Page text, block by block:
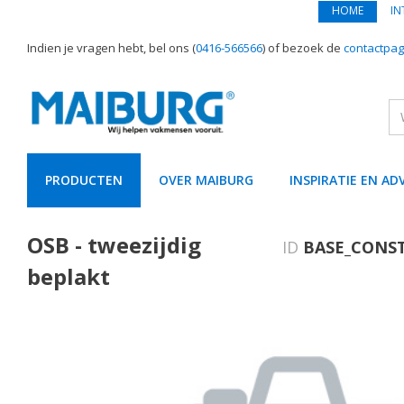
HOME
Indien je vragen hebt, bel ons (0416-566566) of bezoek de
PRODUCTEN OVER MAIBURG INSPIRATIE EN
OSB - tweezijdig
beplakt
ID